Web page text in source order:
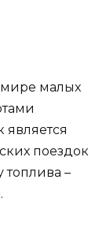
мире малых
является
поездок
топлива –